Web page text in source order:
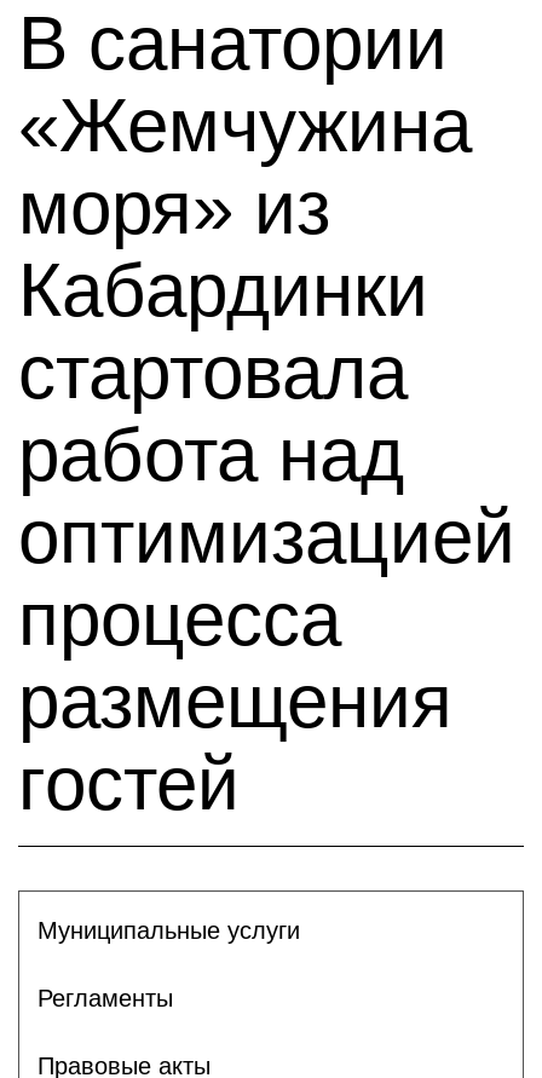
В санатории
«Жемчужина
моря» из
Кабардинки
стартовала
работа над
оптимизацией
процесса
размещения
гостей
Муниципальные услуги
Регламенты
Правовые акты